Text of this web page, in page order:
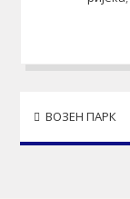
PostВОЗЕН ПАРК